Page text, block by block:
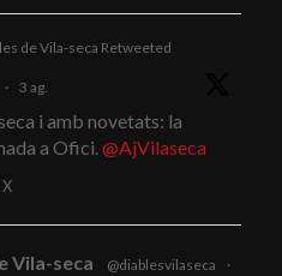
de Vila-seca Retweeted
· 3 ag.
i amb novetats: la
a Ofici.@AjVilaseca
X
Vila-seca @diablesvilaseca
·